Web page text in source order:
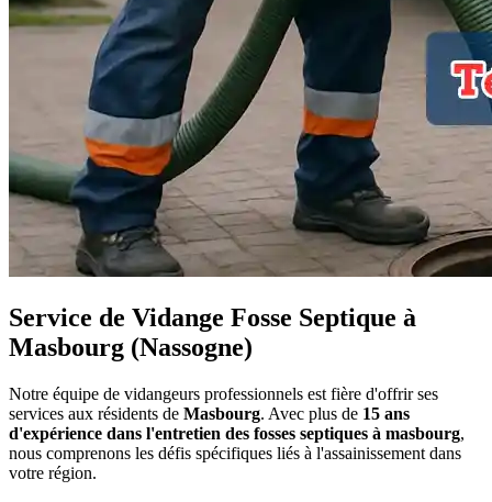
Service de Vidange Fosse Septique à
Masbourg (Nassogne)
Notre équipe de vidangeurs professionnels est fière d'offrir ses
services aux résidents de Masbourg. Avec plus de 15 ans
d'expérience dans l'entretien des fosses septiques à masbourg,
nous comprenons les défis spécifiques liés à l'assainissement dans
votre région.